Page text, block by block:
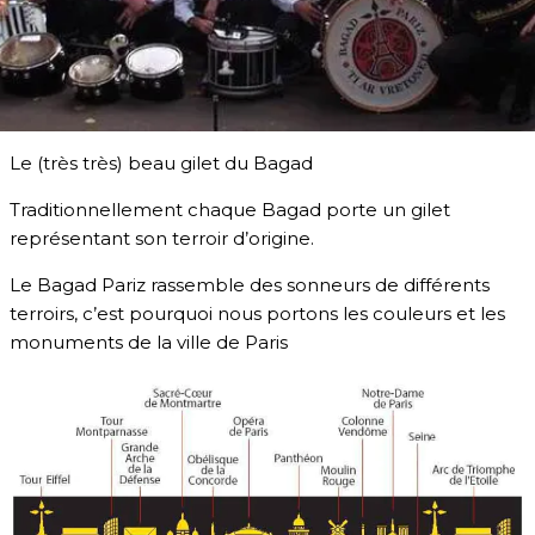
Le (très très) beau gilet du Bagad
Traditionnellement chaque Bagad porte un gilet
représentant son terroir d’origine.
Le Bagad Pariz rassemble des sonneurs de différents
terroirs, c’est pourquoi nous portons les couleurs et les
monuments de la ville de Paris